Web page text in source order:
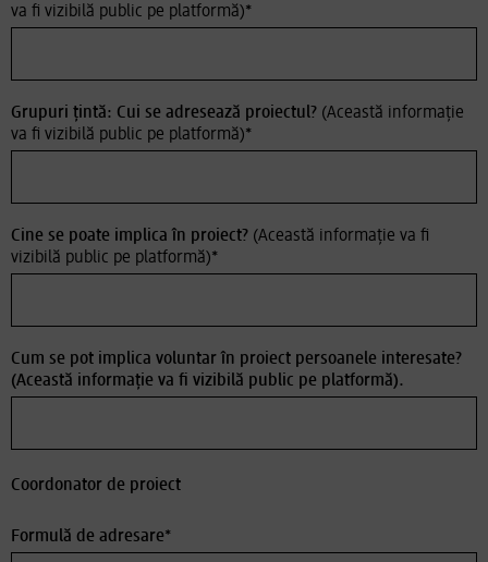
va fi vizibilă public pe platformă)*
Grupuri țintă: Cui se adresează proiectul? (Această informație
va fi vizibilă public pe platformă)*
Cine se poate implica în proiect? (Această informație va fi
vizibilă public pe platformă)*
Cum se pot implica voluntar în proiect persoanele interesate?
(Această informație va fi vizibilă public pe platformă).
Coordonator de proiect
Formulă de adresare*